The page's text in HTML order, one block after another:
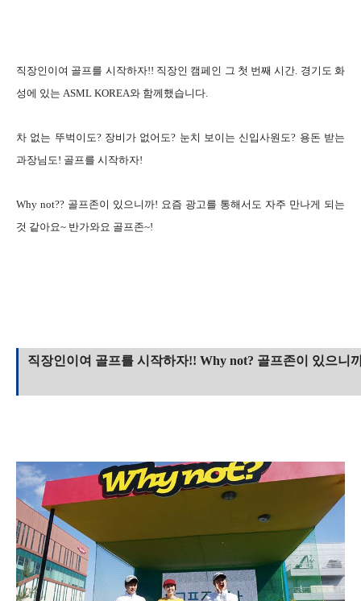
직장인이여 골프를 시작하자!! 직장인 캠페인 그 첫 번째 시간. 경기도 화
성에 있는 ASML KOREA와 함께했습니다.
차 없는 뚜벅이도? 장비가 없어도? 눈치 보이는 신입사원도? 용돈 받는
과장님도! 골프를 시작하자!
Why not?? 골프존이 있으니까! 요즘 광고를 통해서도 자주 만나게 되는
것 같아요~ 반가와요 골프존~!
직장인이여 골프를 시작하자!! Why not? 골프존이 있으니